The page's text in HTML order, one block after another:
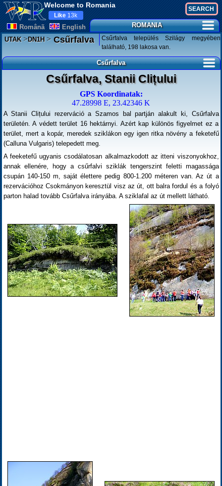
Welcome to Romania
Românã English
Like 13k
ROMANIA
UTAK>DN1H>Csűrfalva
Csűrfalva település Szilágy megyében
található, 198 lakosa van.
Csűrfalva
Csűrfalva, Stanii Clițului
GPS Koordinatak:
47.28998 E, 23.42346 K
A Stanii Clițului rezerváció a Szamos bal partján alakult ki, Csűrfalva
területén. A védett terület 16 hektárnyi. Azért kap különös figyelmet ez a
terület, mert a kopár, meredek sziklákon egy igen ritka növény a feketefű
(Calluna Vulgaris) telepedett meg.
A feeketefű ugyanis csodálatosan alkalmazkodott az itteni viszonyokhoz,
annak ellenére, hogy a csűrfalvi sziklák tengerszint feletti magassága
csupán 140-150 m, saját élettere pedig 800-1.200 méteren van. Az út a
rezervációhoz Csokmányon keresztül visz az út, ott balra fordul és a folyó
parton halad tovább Csűrfalva irányába. A sziklafal az út mellett látható.